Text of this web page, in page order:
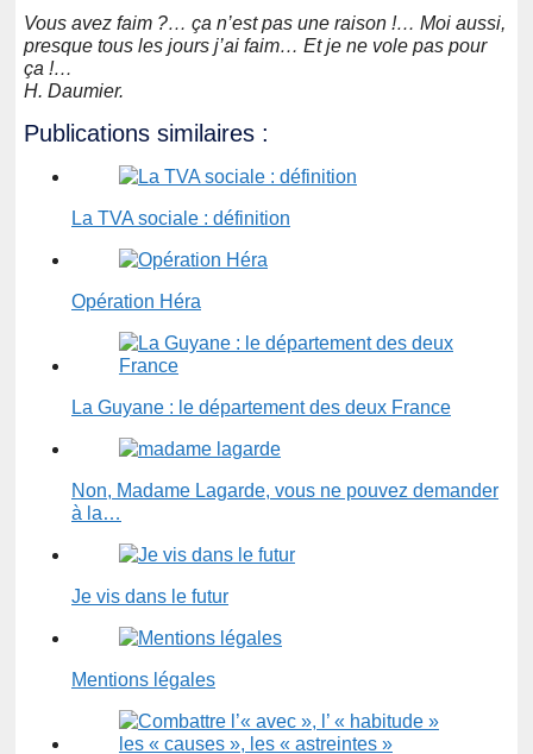
Vous avez faim ?… ça n’est pas une raison !… Moi aussi,
presque tous les jours j’ai faim… Et je ne vole pas pour
ça !…
H. Daumier.
Publications similaires :
La TVA sociale : définition
Opération Héra
La Guyane : le département des deux France
Non, Madame Lagarde, vous ne pouvez demander
à la…
Je vis dans le futur
Mentions légales